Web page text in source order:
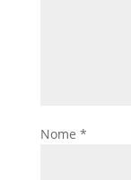
Nome *